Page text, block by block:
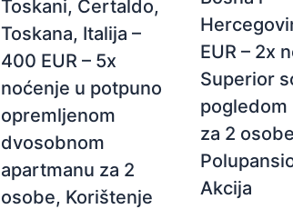
Toskani, Certaldo,
Toskana, Italija –
400 EUR – 5x
noćenje u potpuno
opremljenom
dvosobnom
apartmanu za 2
osobe, Korištenje
EUR – 2x
Superior
pogledom
za 2
Akcija